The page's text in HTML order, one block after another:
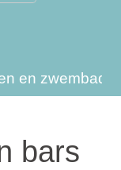
en
bars